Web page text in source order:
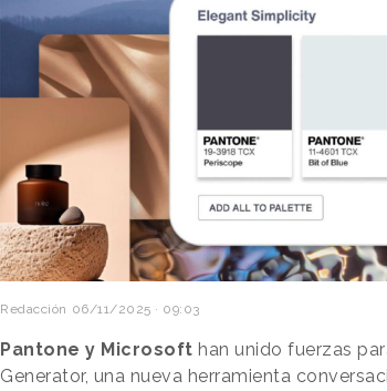
Redacción 06/11/2025 · 09:03
Pantone y Microsoft han unido fuerzas
Generator, una nueva herramienta